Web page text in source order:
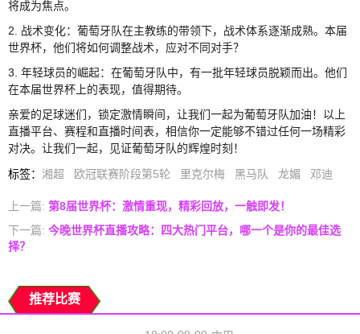
将成为焦点。
2. 战术变化：葡萄牙队在主教练的带领下，战术体系逐渐成熟。本届
世界杯，他们将如何调整战术，应对不同对手？
3. 年轻球员的崛起：在葡萄牙队中，有一批年轻球员脱颖而出。他们
在本届世界杯上的表现，值得期待。
亲爱的足球迷们，锁定激情瞬间，让我们一起为葡萄牙队加油！以上
直播平台、赛程和直播时间表，相信你一定能够不错过任何一场精彩
对决。让我们一起，见证葡萄牙队的辉煌时刻！
标签： 湘超 欧冠联赛阶段第5轮 里克尔梅 黑马队 龙媚 邓迪
上一篇: 第8届世界杯：激情重现，精彩回放，一触即发！
下一篇: 今晚世界杯直播攻略：四大热门平台，哪一个是你的最佳选
择？
推荐比赛